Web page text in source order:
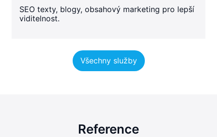
SEO texty, blogy, obsahový marketing pro lepší
viditelnost.
Všechny služby
Reference